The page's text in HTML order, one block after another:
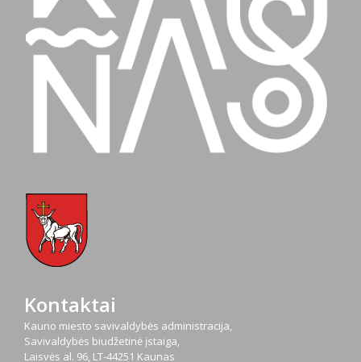
Kontaktai
Kauno miesto savivaldybės administracija,
Savivaldybės biudžetinė įstaiga,
Laisvės al. 96, LT-44251 Kaunas